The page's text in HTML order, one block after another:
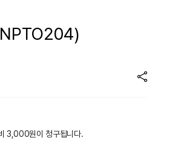
3,000원이 청구됩니다.